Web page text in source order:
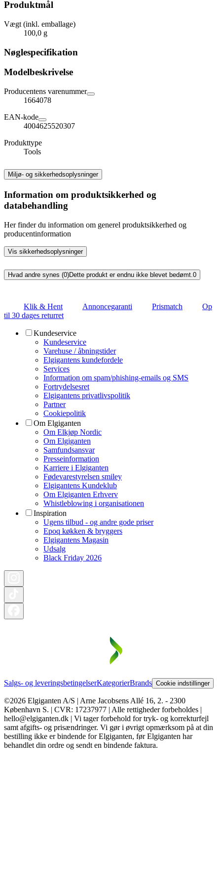
Produktmål
Vægt (inkl. emballage)
100,0 g
Nøglespecifikation
Modelbeskrivelse
Producentens varenummer
1664078
EAN-kode
4004625520307
Produkttype
Tools
Miljø- og sikkerhedsoplysninger
Information om produktsikkerhed og
databehandling
Her finder du information om generel produktsikkerhed og
producentinformation
Vis sikkerhedsoplysninger
Hvad andre synes (0)Dette produkt er endnu ikke blevet bedømt. 0
Klik & Hent Annoncegaranti Prismatch
Op
til 30 dages returret
Kundeservice
Kundeservice
Varehuse / åbningstider
Elgigantens kundefordele
Services
Information om spam/phishing-emails og SMS
Fortrydelsesret
Elgigantens privatlivspolitik
Partner
Cookiepolitik
Om Elgiganten
Om Elkjøp Nordic
Om Elgiganten
Samfundsansvar
Presseinformation
Karriere i Elgiganten
Fødevarestyrelsen smiley
Elgigantens Kundeklub
Om Elgiganten Erhverv
Whistleblowing i organisationen
Inspiration
Ugens tilbud - og andre gode priser
Epoq køkken & bryggers
Elgigantens Magasin
Udsalg
Black Friday 2026
Salgs- og leveringsbetingelserKategorierBrands Cookie indstillinger
©2026 Elgiganten A/S | Arne Jacobsens Allé 16, 2. - 2300
København S. | CVR: 17237977 | Alle rettigheder forbeholdes |
hello@elgiganten.dk | Vi tager forbehold for tryk- og korrekturfejl
samt afgifts- og prisændringer. Vi gør i øvrigt opmærksom på at din
bestilling ikke er bindende for Elgiganten, før Elgiganten har
behandlet din ordre og sendt en bindende faktura.